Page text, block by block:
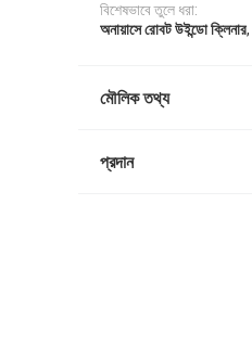
বিশেষভাবে তুলে ধরা:
অনায়াসে রোবট উইন্ডো ক্লিনার,
মৌলিক তথ্য
প্রদান